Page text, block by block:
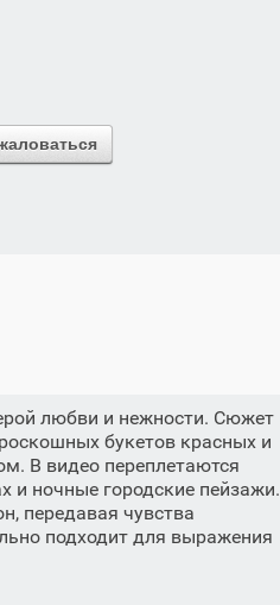
любви и нежности. Сюжет
букетов красных и
В видео переплетаются
ночные городские пейзажи.
передавая чувства
подходит для выражения